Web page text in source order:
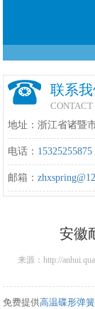
联系我
CONTACT
地址：浙江省诸暨
电话： 15325255875
邮箱：
安徽
来源：http://
免费提供高温碟形弹簧